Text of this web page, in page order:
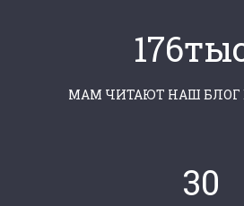
МАМ ЧИТАЮТ НАШ БЛОГ В
30